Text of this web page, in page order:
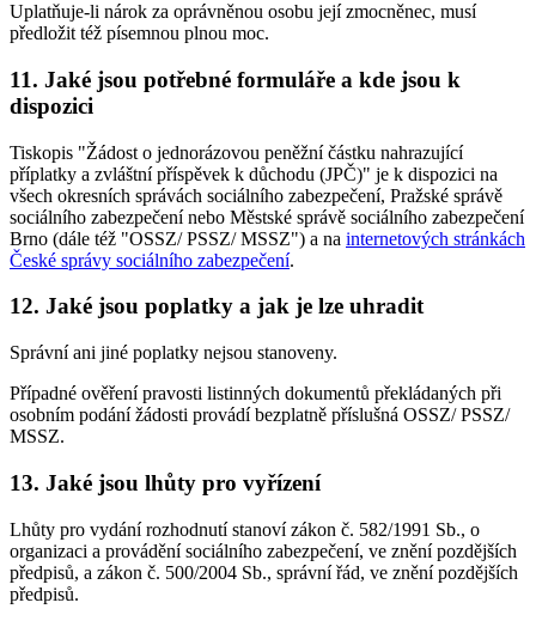
Uplatňuje-li nárok za oprávněnou osobu její zmocněnec, musí
předložit též písemnou plnou moc.
11. Jaké jsou potřebné formuláře a kde jsou k
dispozici
Tiskopis "Žádost o jednorázovou peněžní částku nahrazující
příplatky a zvláštní příspěvek k důchodu (JPČ)" je k dispozici na
všech okresních správách sociálního zabezpečení, Pražské správě
sociálního zabezpečení nebo Městské správě sociálního zabezpečení
Brno (dále též "OSSZ/ PSSZ/ MSSZ") a na internetových stránkách
České správy sociálního zabezpečení.
12. Jaké jsou poplatky a jak je lze uhradit
Správní ani jiné poplatky nejsou stanoveny.
Případné ověření pravosti listinných dokumentů překládaných při
osobním podání žádosti provádí bezplatně příslušná OSSZ/ PSSZ/
MSSZ.
13. Jaké jsou lhůty pro vyřízení
Lhůty pro vydání rozhodnutí stanoví zákon č. 582/1991 Sb., o
organizaci a provádění sociálního zabezpečení, ve znění pozdějších
předpisů, a zákon č. 500/2004 Sb., správní řád, ve znění pozdějších
předpisů.